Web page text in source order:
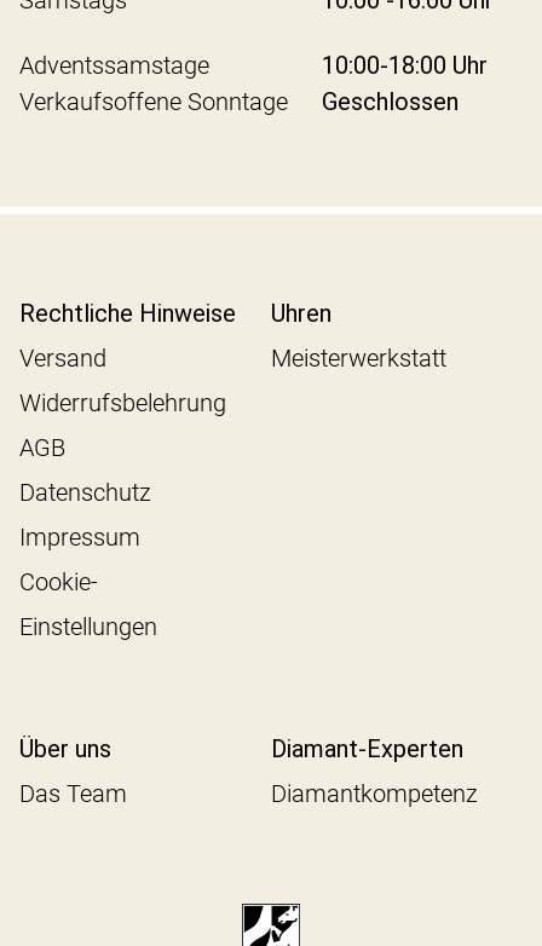
Adventssamstage
10:00-18:00 Uhr
Verkaufsoffene Sonntage
Geschlossen
Rechtliche Hinweise
Versand
Widerrufsbelehrung
AGB
Datenschutz
Impressum
Cookie-
Einstellungen
Uhren
Meisterwerkstatt
Über uns
Das Team
Diamant-Experten
Diamantkompetenz